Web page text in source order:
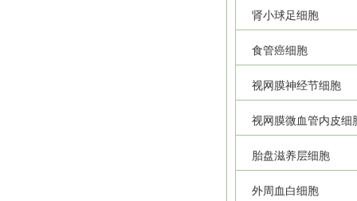
肾小球足细胞
食管癌细胞
视网膜神经节细胞
视网膜微血管内皮细
胎盘滋养层细胞
外周血白细胞